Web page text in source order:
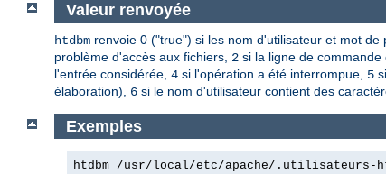
Valeur renvoyée
htdbm renvoie 0 ("true") si les nom d'utilisateur et mot
problème d'accès aux fichiers, 2 si la ligne de commande
l'entrée considérée, 4 si l'opération a été interrompue, 5
élaboration), 6 si le nom d'utilisateur contient des
Exemples
htdbm /usr/local/etc/apache/.utilisateurs-